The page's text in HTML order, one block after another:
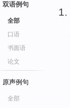
双语例句
全部
口语
书面语
论文
原声例句
全部